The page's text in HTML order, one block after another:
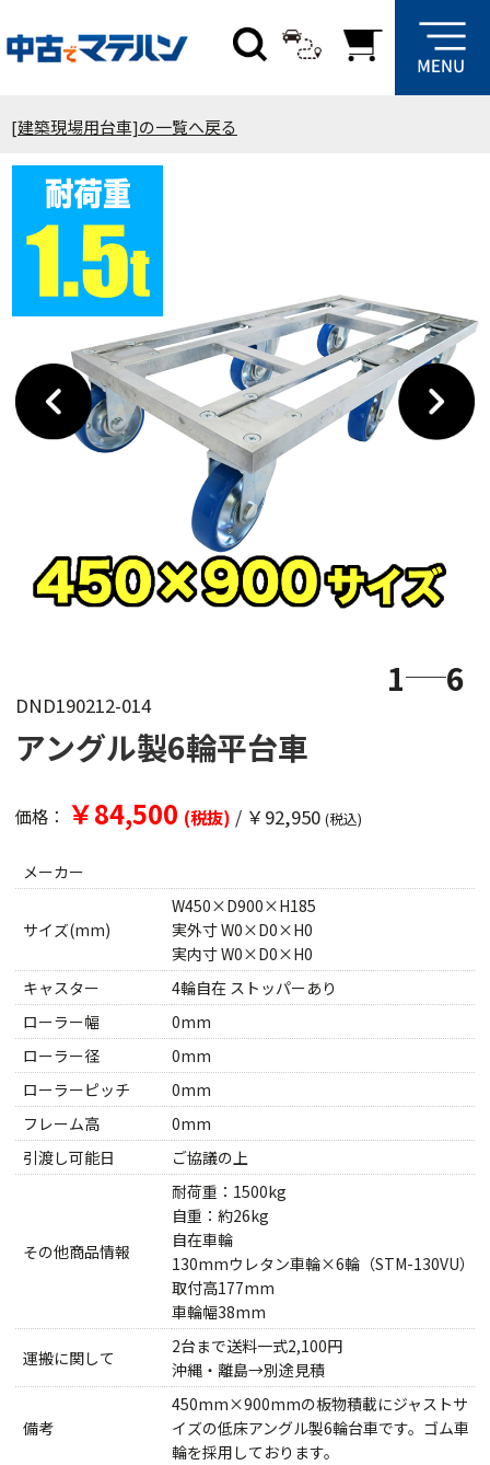
[建築現場用台車]の一覧へ戻る
1 6
DND190212-014
アングル製6輪平台車
価格： ￥84,500 (税抜) / ￥92,950 (税込)
メーカー
サイズ(mm)
W450×D900×H185
実外寸 W0×D0×H0
実内寸 W0×D0×H0
キャスター
4輪自在 ストッパーあり
ローラー幅
0mm
ローラー径
0mm
ローラーピッチ
0mm
フレーム高
0mm
引渡し可能日
ご協議の上
その他商品情報
耐荷重：1500kg
自重：約26kg
自在車輪
130mmウレタン車輪×6輪（STM-130VU）
取付高177mm
車輪幅38mm
運搬に関して
2台まで送料一式2,100円
沖縄・離島→別途見積
備考
450mm×900mmの板物積載にジャストサ
イズの低床アングル製6輪台車です。ゴム車
輪を採用しております。